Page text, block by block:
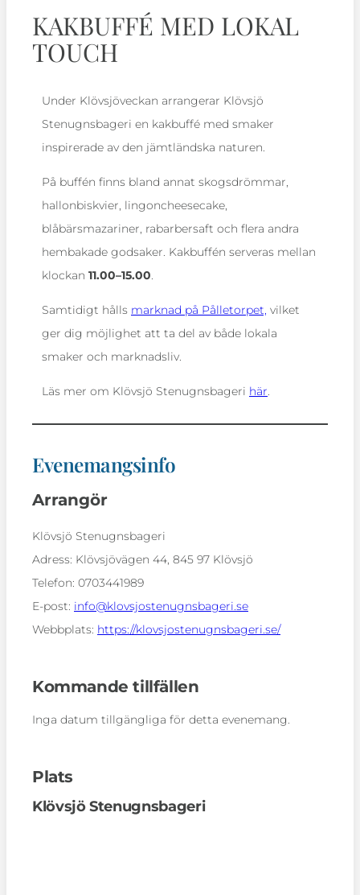
KAKBUFFÉ MED LOKAL
TOUCH
Under Klövsjöveckan arrangerar Klövsjö
Stenugnsbageri en kakbuffé med smaker
inspirerade av den jämtländska naturen.
På buffén finns bland annat skogsdrömmar,
hallonbiskvier, lingoncheesecake,
blåbärsmazariner, rabarbersaft och flera andra
hembakade godsaker. Kakbuffén serveras mellan
klockan 11.00–15.00.
Samtidigt hålls marknad på Pålletorpet, vilket
ger dig möjlighet att ta del av både lokala
smaker och marknadsliv.
Läs mer om Klövsjö Stenugnsbageri här.
Evenemangsinfo
Arrangör
Klövsjö Stenugnsbageri
Adress: Klövsjövägen 44, 845 97 Klövsjö
Telefon: 0703441989
E-post: info@klovsjostenugnsbageri.se
Webbplats: https://klovsjostenugnsbageri.se/
Kommande tillfällen
Inga datum tillgängliga för detta evenemang.
Plats
Klövsjö Stenugnsbageri